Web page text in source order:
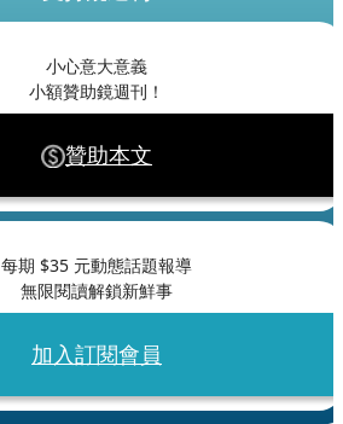
小心意大意義
小額贊助鏡週刊！
贊助本文
每期 $35 元動態話題報導
無限閱讀解鎖新鮮事
加入訂閱會員